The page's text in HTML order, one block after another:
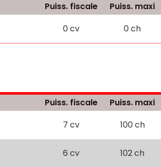
Puiss. fiscale Puiss. maxi
0 cv 0 ch
Puiss. fiscale Puiss. maxi
7 cv 100 ch
6 cv 102 ch